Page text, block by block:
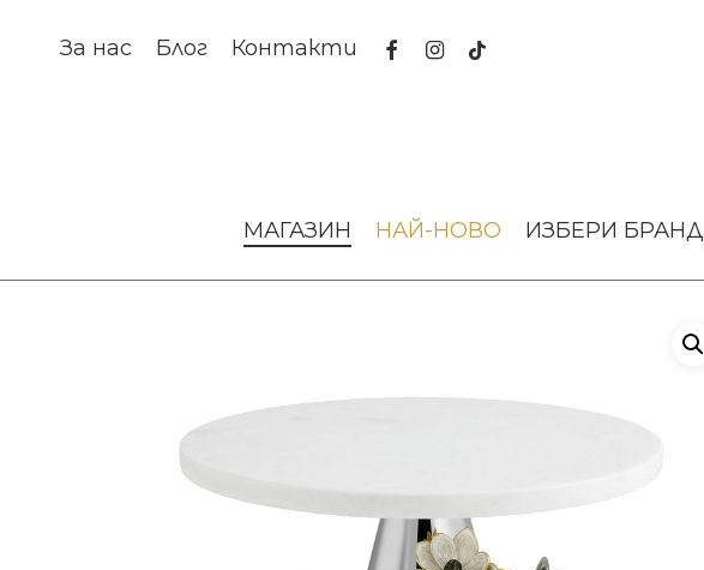
За нас Блог Контакти facebookinstagram
tiktok
МАГАЗИН НАЙ-НОВО ИЗБЕРИ БРАНД